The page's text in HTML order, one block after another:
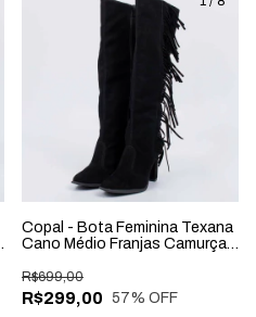
Copal - Bota Feminina Texana
Cano Médio Franjas Camurça
R$299,00
R$699,00
57% OFF